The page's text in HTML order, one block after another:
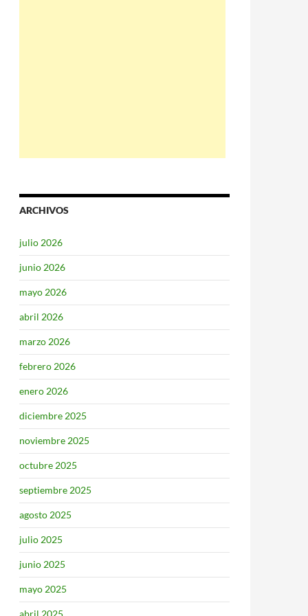
ARCHIVOS
julio 2026
junio 2026
mayo 2026
abril 2026
marzo 2026
febrero 2026
enero 2026
diciembre 2025
noviembre 2025
octubre 2025
septiembre 2025
agosto 2025
julio 2025
junio 2025
mayo 2025
abril 2025